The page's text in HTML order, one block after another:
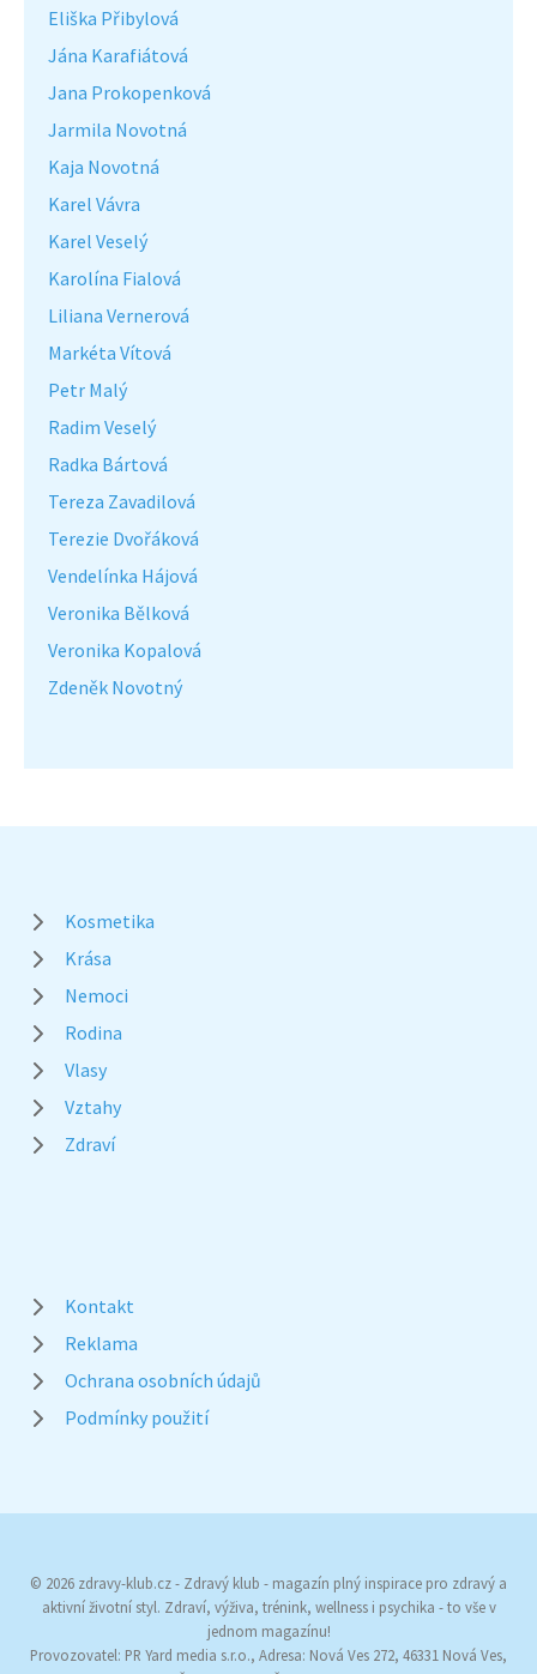
Eliška Přibylová
Jána Karafiátová
Jana Prokopenková
Jarmila Novotná
Kaja Novotná
Karel Vávra
Karel Veselý
Karolína Fialová
Liliana Vernerová
Markéta Vítová
Petr Malý
Radim Veselý
Radka Bártová
Tereza Zavadilová
Terezie Dvořáková
Vendelínka Hájová
Veronika Bělková
Veronika Kopalová
Zdeněk Novotný
Kosmetika
Krása
Nemoci
Rodina
Vlasy
Vztahy
Zdraví
Kontakt
Reklama
Ochrana osobních údajů
Podmínky použití
© 2026 zdravy-klub.cz - Zdravý klub - magazín plný inspirace pro zdravý a
aktivní životní styl. Zdraví, výživa, trénink, wellness i psychika - to vše v
jednom magazínu!
Provozovatel: PR Yard media s.r.o., Adresa: Nová Ves 272, 46331 Nová Ves,